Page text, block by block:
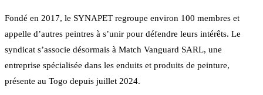
Fondé en 2017, le SYNAPET regroupe environ 100 membres et
appelle d’autres peintres à s’unir pour défendre leurs intérêts. Le
syndicat s’associe désormais à Match Vanguard SARL, une
entreprise spécialisée dans les enduits et produits de peinture,
présente au Togo depuis juillet 2024.